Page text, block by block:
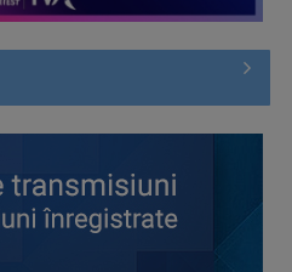
Revelionul TVR: „Te iubesc şi îţi